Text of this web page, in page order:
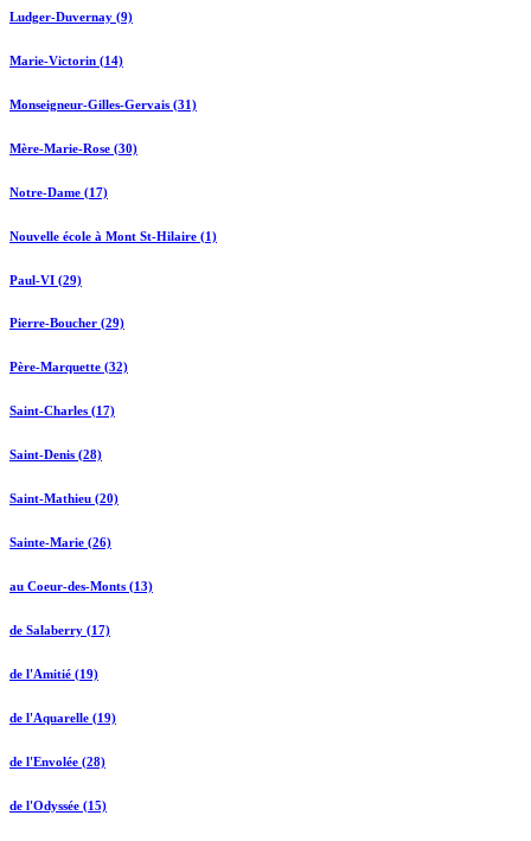
Ludger-Duvernay (9)
Marie-Victorin (14)
Monseigneur-Gilles-Gervais (31)
Mère-Marie-Rose (30)
Notre-Dame (17)
Nouvelle école à Mont St-Hilaire (1)
Paul-VI (29)
Pierre-Boucher (29)
Père-Marquette (32)
Saint-Charles (17)
Saint-Denis (28)
Saint-Mathieu (20)
Sainte-Marie (26)
au Coeur-des-Monts (13)
de Salaberry (17)
de l'Amitié (19)
de l'Aquarelle (19)
de l'Envolée (28)
de l'Odyssée (15)